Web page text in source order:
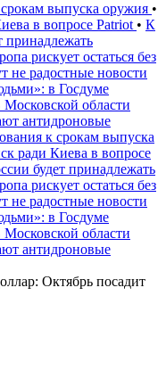
выпуска оружия •
в вопросе Patriot • К
принадлежать
рискует остаться без
не радостные новости
в Госдуме
области
антидроновые
к срокам выпуска
ради Киева в вопросе
будет принадлежать
рискует остаться без
не радостные новости
в Госдуме
области
антидроновые
Октябрь посадит